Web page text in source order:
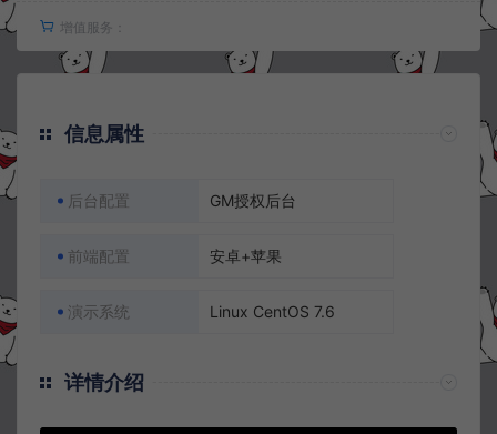
增值服务：
信息属性
后台配置 GM授权后台
前端配置 安卓+苹果
演示系统 Linux CentOS 7.6
详情介绍